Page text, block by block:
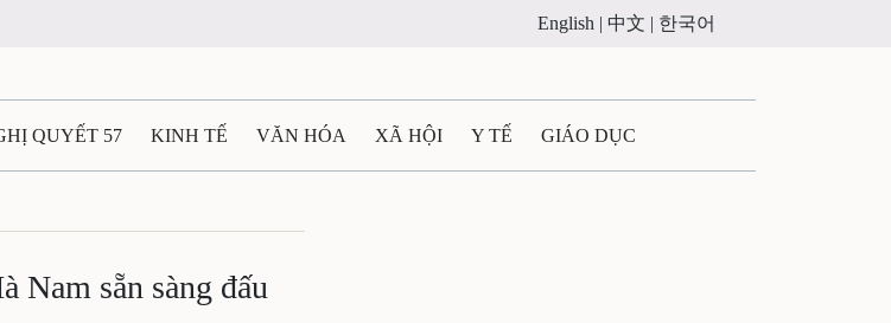
English | 中文 | 한국어
QUYẾT 57 KINH TẾ VĂN HÓA XÃ HỘI Y TẾ GIÁO DỤC
THỂ THAO THÔNG TIN - QUẢNG CÁO
Nam sẵn sàng đấu